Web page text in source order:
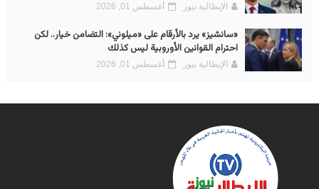
الإيطالية نيوز أغسطس 01, 2026
«سانشيز» يرد بالأرقام على «ميلوني»: التضامن خيار.. لكن
احترام القوانين الأوروبية ليس كذلك
الإيطالية نيوز أغسطس 01, 2026